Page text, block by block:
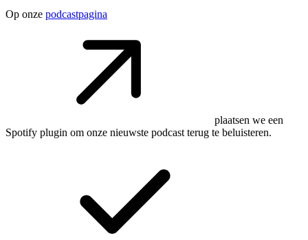
Op onze podcastpagina
plaatsen we een
Spotify plugin om onze nieuwste podcast terug te beluisteren.